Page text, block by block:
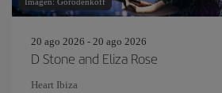
20 ago 2026 - 20 ago 2026
D Stone and Eliza Rose
Heart Ibiza